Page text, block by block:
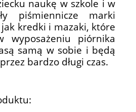
naukę w szkole i w
piśmiennicze marki
kredki i mazaki, które
wyposażeniu piórnika
samą w sobie i będą
bardzo długi czas.